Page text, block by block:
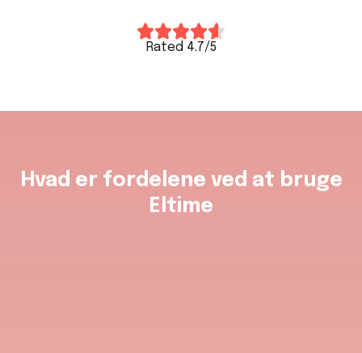

Rated 4.7/5
Hvad er fordelene ved at bruge
Eltime